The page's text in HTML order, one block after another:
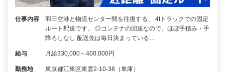
仕事内容
羽田空港と物流センター間を往復する、 4tトラックでの固定
ルート配送です。 ◎コンテナの回送なので、ほぼ手積み・手
降ろしなし 配送先は毎日決まっている…
給与 月給330,000～400,000円
勤務地 東京都江東区東雲2-10-38（車庫）